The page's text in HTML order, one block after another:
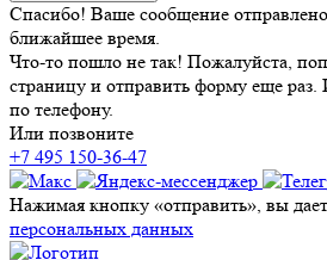
Спасибо! Ваше сообщение
ближайшее время.
Что-то пошло не так! Пожалуйста,
страницу и отправить форму еще
по телефону.
Или позвоните
+7 495 150-36-47
Нажимая кнопку «отправить», вы
персональных данных